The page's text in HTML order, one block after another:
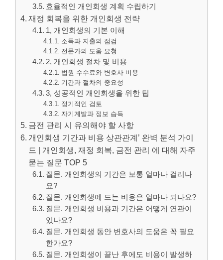
효율적인 개인회생 계획 수립하기
재정 회복을 위한 개인회생 전략
1, 개인회생의 기본 이해
소득과 지출의 점검
전문가의 도움 요청
2, 개인회생 절차 및 비용
법원 수수료와 변호사 비용
기간과 절차의 중요성
3, 성공적인 개인회생을 위한 팁
정기적인 검토
자기계발과 정보 습득
금전 관리 시 유의해야 할 사항
개인회생 기간과 비용 상관관계’ 완벽 분석 가이
드 | 개인회생, 재정 회복, 금전 관리 에 대해 자주
묻는 질문 TOP 5
질문. 개인회생의 기간은 보통 얼마나 걸리나
요?
질문. 개인회생에 드는 비용은 얼마나 되나요?
질문. 개인회생 비용과 기간은 어떻게 연관이
있나요?
질문. 개인회생 동안 변호사의 도움은 꼭 필요
한가요?
질문. 개인회생이 끝난 후에도 비용이 발생하